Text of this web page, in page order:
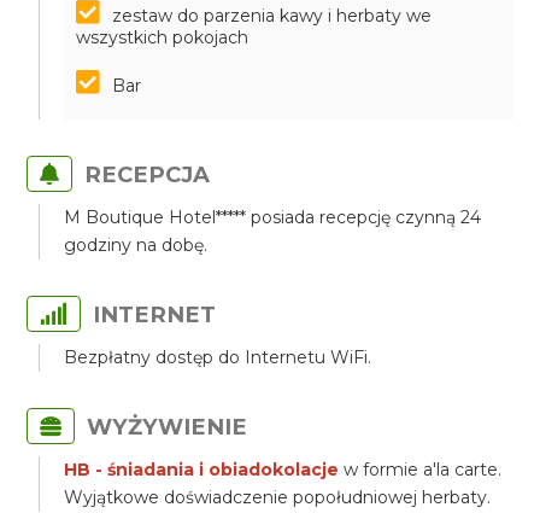
zestaw do parzenia kawy i herbaty we
wszystkich pokojach
Bar
RECEPCJA
M Boutique Hotel***** posiada recepcję czynną 24
godziny na dobę.
INTERNET
Bezpłatny dostęp do Internetu WiFi.
WYŻYWIENIE
HB - śniadania i obiadokolacjew formie a'la carte.
Wyjątkowe doświadczenie popołudniowej herbaty.